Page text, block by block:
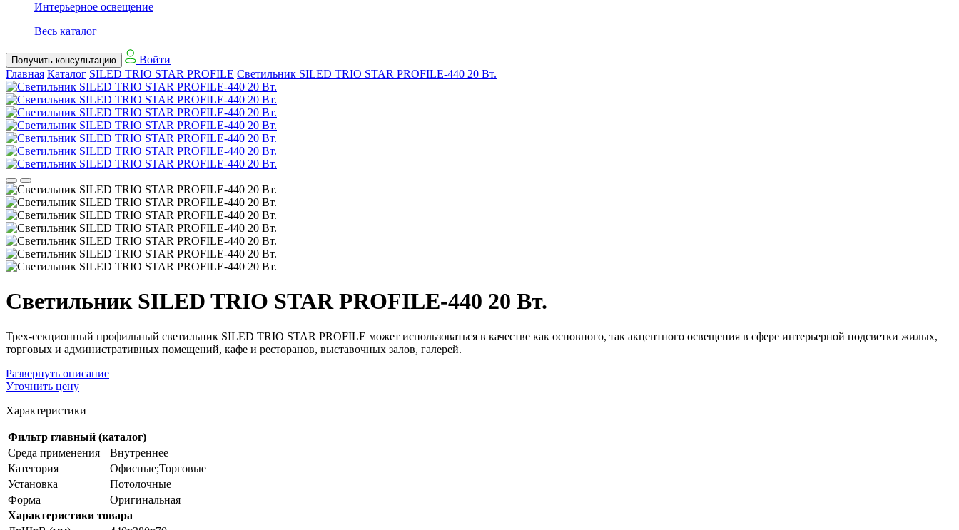
Интерьерное освещение
Весь каталог
Получить консультацию
Войти
Главная Каталог SILED TRIO STAR PROFILE Светильник SILED TRIO STAR PROFILE-440 20 Вт.
Светильник SILED TRIO STAR PROFILE-440 20 Вт.
Трех-секционный профильный светильник SILED TRIO STAR PROFILE может использоваться в качестве как основного, так акцентного освещения в сфере интерьерной подсветки жилых,
торговых и административных помещений, кафе и ресторанов, выставочных залов, галерей.
Развернуть описание
Уточнить цену
Характеристики
Фильтр главный (каталог)
Среда применения
Внутреннее
Категория
Офисные;Торговые
Установка
Потолочные
Форма
Оригинальная
Характеристики товара